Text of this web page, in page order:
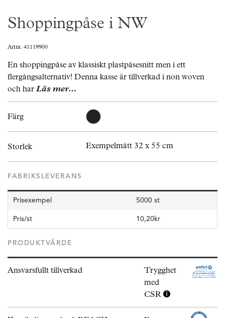
Shoppingpåse i NW
Artnr. 41119900
En shoppingpåse av klassiskt plastpåsesnitt men i ett
flergångsalternativ! Denna kasse är tillverkad i non woven
och har Läs mer…
Färg
Storlek Exempelmått 32 x 55 cm
FABRIKSLEVERANS
Prisexempel 5000 st
Pris/st 10,20kr
PRODUKTVÄRDE
Ansvarsfullt tillverkad
Trygghet
med
CSR